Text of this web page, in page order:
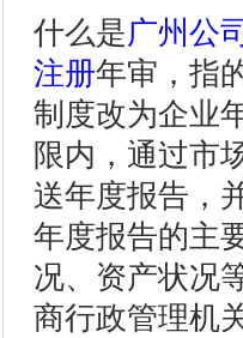
什么是广州公
注册年审，指
制度改为企业
限内，通过市
送年度报告，
年度报告的主
况、资产状况
商行政管理机